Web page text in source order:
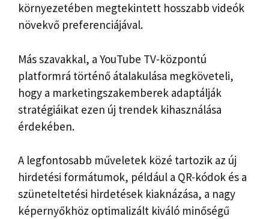
környezetében megtekintett hosszabb videók
növekvő preferenciájával.
Más szavakkal, a YouTube TV-központú
platformrá történő átalakulása megköveteli,
hogy a marketingszakemberek adaptálják
stratégiáikat ezen új trendek kihasználása
érdekében.
A legfontosabb műveletek közé tartozik az új
hirdetési formátumok, például a QR-kódok és a
szüneteltetési hirdetések kiaknázása, a nagy
képernyőkhöz optimalizált kiváló minőségű